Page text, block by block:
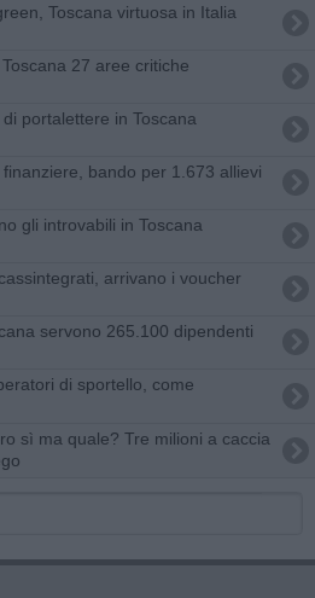
Toscana virtuosa in Italia
27 aree critiche
portalettere in Toscana
bando per 1.673 allievi
gli introvabili in Toscana
arrivano i voucher
servono 265.100 dipendenti
di sportello, come
sì ma quale? Tre milioni a caccia